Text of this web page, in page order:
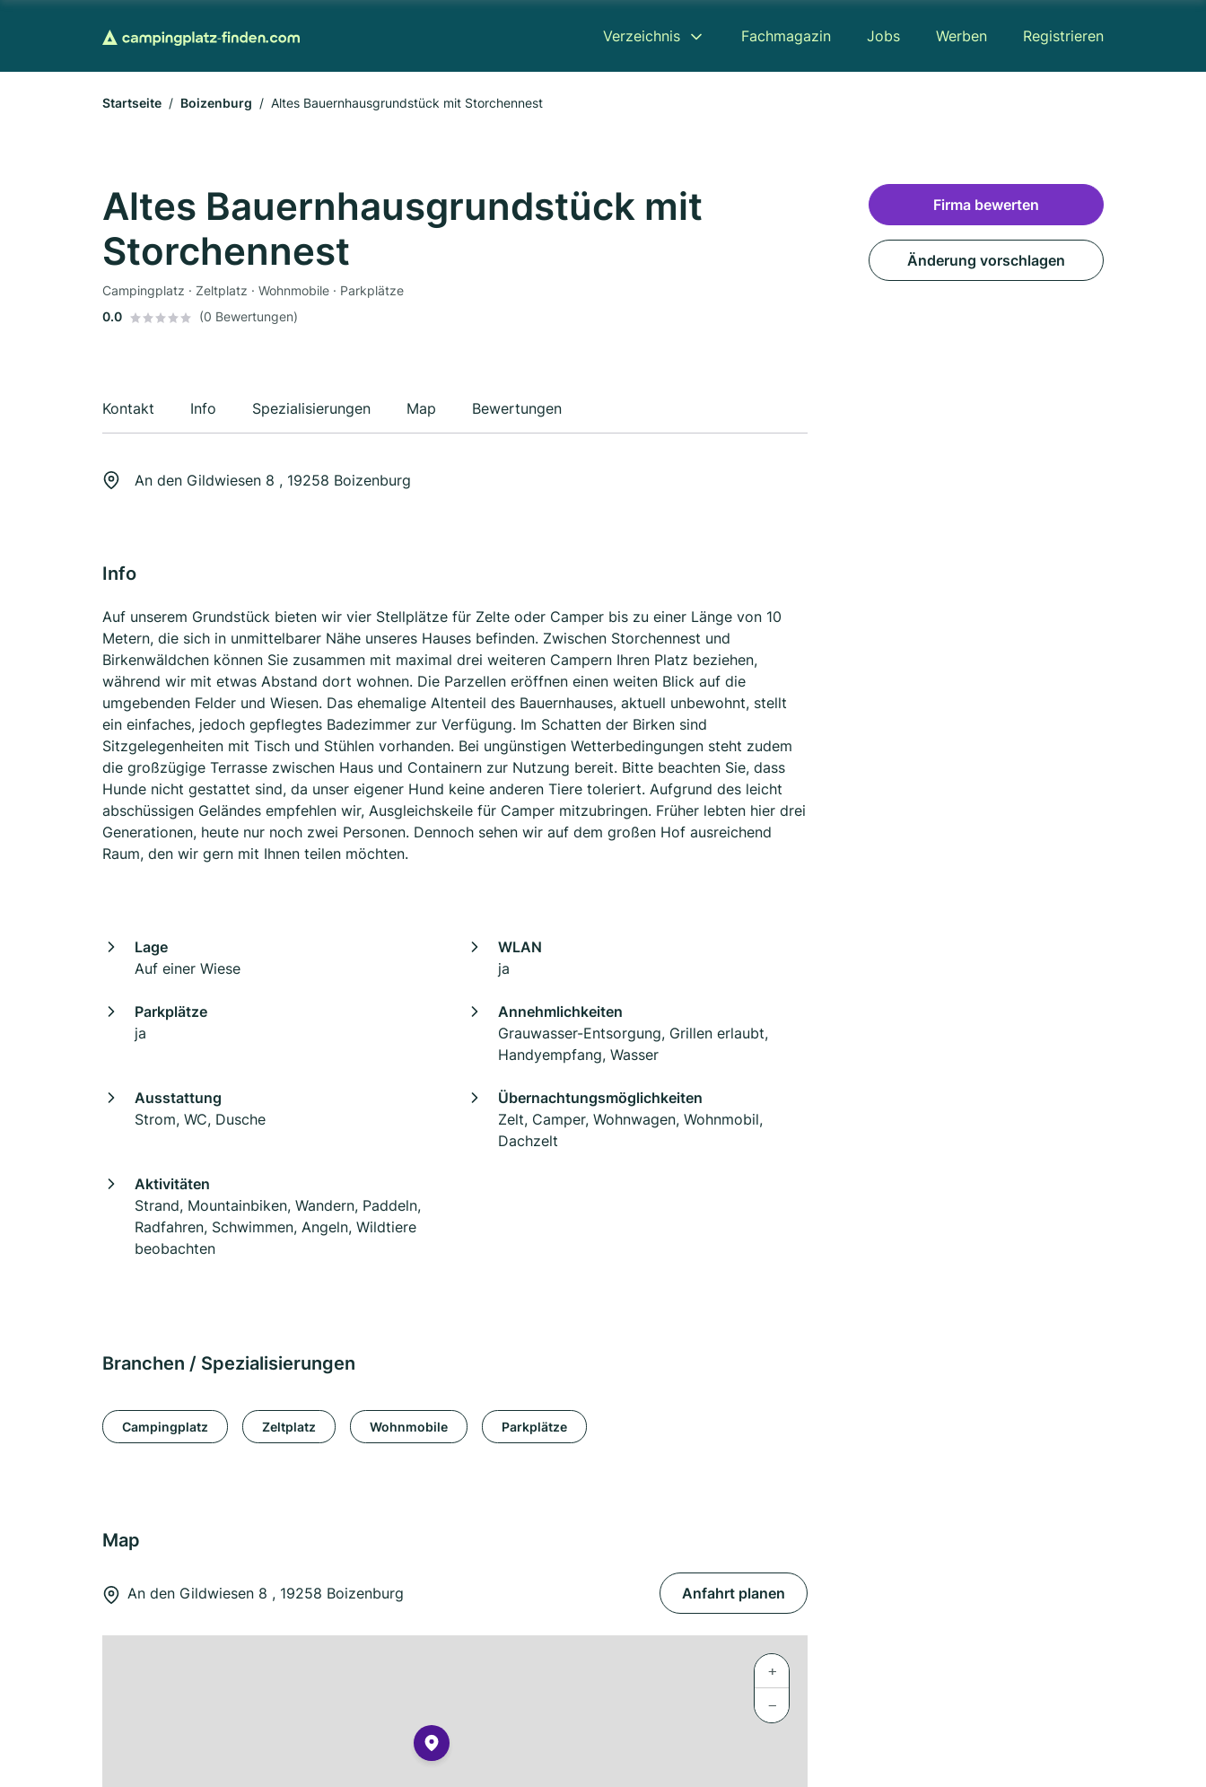
Verzeichnis Fachmagazin Jobs Werben Registrieren
Startseite Boizenburg Altes Bauernhausgrundstück mit Storchennest
Altes Bauernhausgrundstück mit
Storchennest
Campingplatz · Zeltplatz · Wohnmobile · Parkplätze
0.0
(0 Bewertungen)
Kontakt Info Spezialisierungen Map Bewertungen
An den Gildwiesen 8 , 19258 Boizenburg
Info
Auf unserem Grundstück bieten wir vier Stellplätze für Zelte oder Camper bis zu einer Länge von 10
Metern, die sich in unmittelbarer Nähe unseres Hauses befinden. Zwischen Storchennest und
Birkenwäldchen können Sie zusammen mit maximal drei weiteren Campern Ihren Platz beziehen,
während wir mit etwas Abstand dort wohnen. Die Parzellen eröffnen einen weiten Blick auf die
umgebenden Felder und Wiesen. Das ehemalige Altenteil des Bauernhauses, aktuell unbewohnt, stellt
ein einfaches, jedoch gepflegtes Badezimmer zur Verfügung. Im Schatten der Birken sind
Sitzgelegenheiten mit Tisch und Stühlen vorhanden. Bei ungünstigen Wetterbedingungen steht zudem
die großzügige Terrasse zwischen Haus und Containern zur Nutzung bereit. Bitte beachten Sie, dass
Hunde nicht gestattet sind, da unser eigener Hund keine anderen Tiere toleriert. Aufgrund des leicht
abschüssigen Geländes empfehlen wir, Ausgleichskeile für Camper mitzubringen. Früher lebten hier drei
Generationen, heute nur noch zwei Personen. Dennoch sehen wir auf dem großen Hof ausreichend
Raum, den wir gern mit Ihnen teilen möchten.
Lage
Auf einer Wiese
WLAN
ja
Parkplätze
ja
Annehmlichkeiten
Grauwasser-Entsorgung, Grillen erlaubt,
Handyempfang, Wasser
Ausstattung
Strom, WC, Dusche
Übernachtungsmöglichkeiten
Zelt, Camper, Wohnwagen, Wohnmobil,
Dachzelt
Aktivitäten
Strand, Mountainbiken, Wandern, Paddeln,
Radfahren, Schwimmen, Angeln, Wildtiere
beobachten
Branchen / Spezialisierungen
Campingplatz Zeltplatz Wohnmobile Parkplätze
Map
An den Gildwiesen 8 , 19258 Boizenburg Anfahrt planen
+
−
Firma bewerten
Änderung vorschlagen